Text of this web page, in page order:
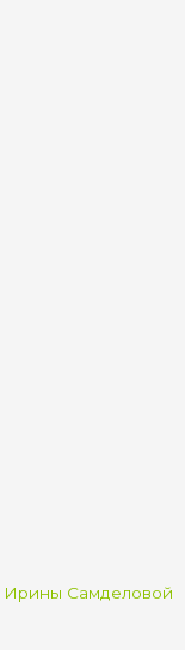
Ирины Самделовой